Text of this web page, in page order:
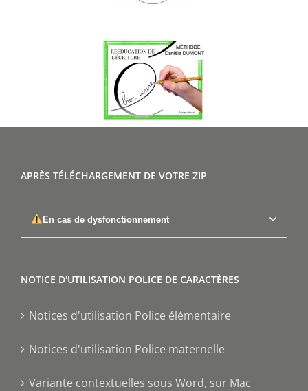
APRÈS TÉLÉCHARGEMENT DE VOTRE ZIP
En cas de dysfonctionnement
NOTICE D'UTILISATION POLICE DE CARACTÈRES
Notices d'utilisation Police élémentaire
Notices d'utilisation Police maternelle
Variante contextuelles sous Word, sur Mac